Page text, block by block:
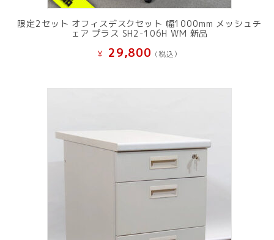
限定2セット オフィスデスクセット 幅1000mm メッシュチ
ェア プラス SH2-106H WM 新品
¥ 29,800 (税込）